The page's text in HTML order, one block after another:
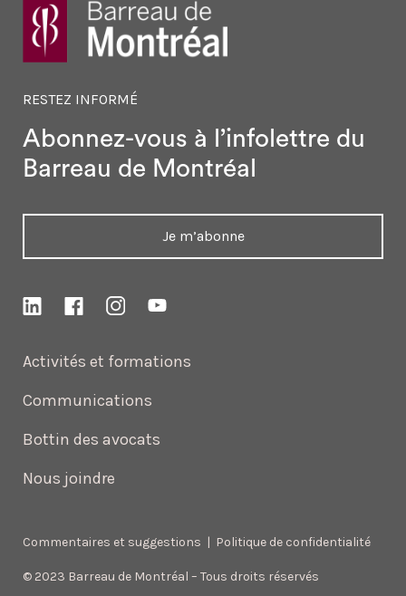
Activités et formations
Communications
Bottin des avocats
Nous joindre
RESTEZ INFORMÉ
Abonnez-vous à l’infolettre du
Barreau de Montréal
Je m’abonne
Commentaires et suggestions | Politique de confidentialité
© 2023 Barreau de Montréal – Tous droits réservés